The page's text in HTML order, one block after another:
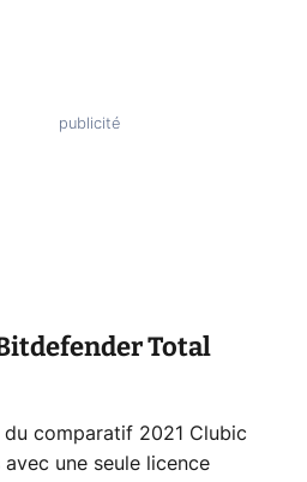
Total
du comparatif 2021 Clubic
une seule licence